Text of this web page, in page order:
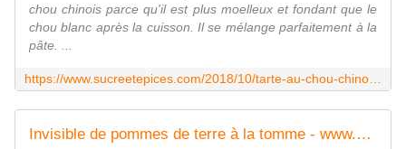
chou chinois parce qu'il est plus moelleux et fondant que le
chou blanc après la cuisson. Il se mélange parfaitement à la
pâte. ...
Invisible de pommes de terre à la tomme - www.sucreetepices.com